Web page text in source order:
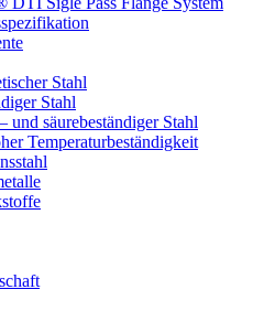
Stahl
Stahl
und säurebeständiger Stahl
Temperaturbeständigkeit